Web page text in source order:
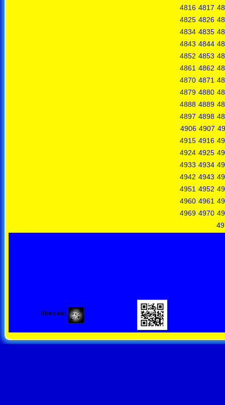
4816 4817
4825 4826
4834 4835
4843 4844
4852 4853
4861 4862
4870 4871
4879 4880
4888 4889
4897 4898
4906 4907
4915 4916
4924 4925
4933 4934
4942 4943
4951 4952
4960 4961
4969 4970
Dirección: